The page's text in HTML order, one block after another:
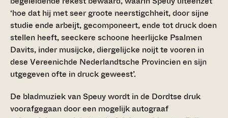
‘hoe dat hij met seer groote neerstigchheit, door sijne
studie ende arbeijt, gecomponeert, ende tot druck doen
stellen heeft, seeckere schoone heerlijcke Psalmen
Davits, inder musijcke, diergelijcke noijt te vooren in
dese Vereenichde Nederlandtsche Provincien en sijn
utgegeven ofte in druck geweest’.
De bladmuziek van Speuy wordt in de Dordtse druk
voorafgegaan door een mogelijk autograaf